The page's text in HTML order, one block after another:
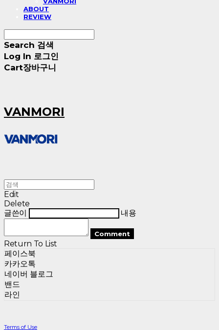
ABOUT
REVIEW
Search 검색
Log In 로그인
Cart장바구니
VANMORI
Edit
Delete
글쓴이
내용
Comment
Return To List
페이스북
카카오톡
네이버 블로그
밴드
라인
Terms of Use